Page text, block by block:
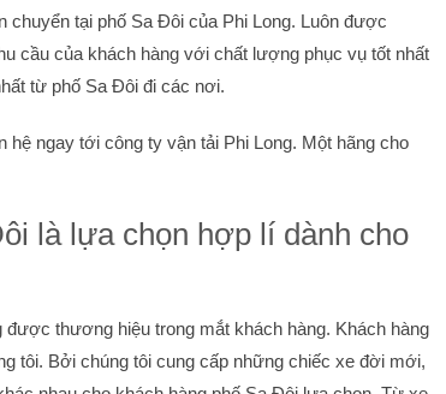
chuyển tại phố Sa Đôi của Phi Long. Luôn được
cầu của khách hàng với chất lượng phục vụ tốt nhất
từ phố Sa Đôi đi các nơi.
ngay tới công ty vận tải Phi Long. Một hãng cho
là lựa chọn hợp lí dành cho
thương hiệu trong mắt khách hàng. Khách hàng
tôi. Bởi chúng tôi cung cấp những chiếc xe đời mới,